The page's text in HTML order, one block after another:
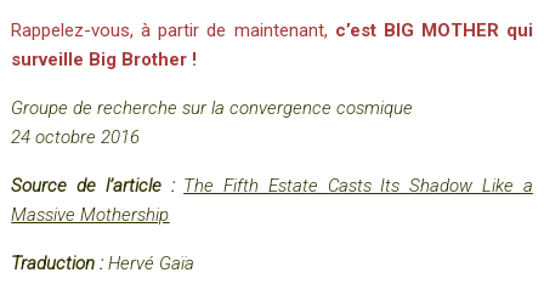
Rappelez-vous, à partir de maintenant, c’est BIG MOTHER qui
surveille Big Brother !
Groupe de recherche sur la convergence cosmique
24 octobre 2016
Source de l’article : The Fifth Estate Casts Its Shadow Like a
Massive Mothership
Traduction :Hervé Gaïa